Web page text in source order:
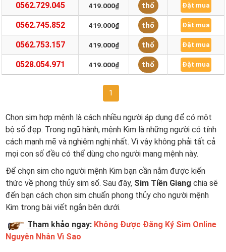
0562.729.045 419.000₫ thổ Đặt mua
0562.745.852 419.000₫ thổ Đặt mua
0562.753.157 419.000₫ thổ Đặt mua
0528.054.971 419.000₫ thổ Đặt mua
1
Chọn sim hợp mệnh là cách nhiều người áp dụng để có một
bộ số đẹp. Trong ngũ hành, mệnh Kim là những người có tính
cách mạnh mẽ và nghiêm nghị nhất. Vì vậy không phải tất cả
mọi con số đều có thể dùng cho người mang mệnh này.
Để chọn sim cho người mệnh Kim bạn cần nắm được kiến
thức về phong thủy sim số. Sau đây, Sim Tiền Giang chia sẽ
đến bạn cách chọn sim chuẩn phong thủy cho người mệnh
Kim trong bài viết ngắn bên dưới.
Tham khảo ngay: Không Được Đăng Ký Sim Online
Nguyên Nhân Vì Sao